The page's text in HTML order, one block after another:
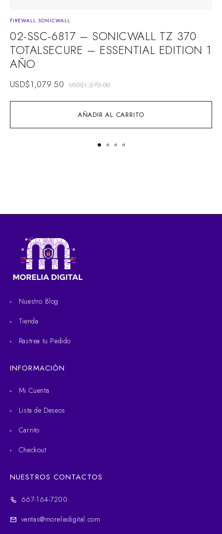
AÑADIR AL CARRITO
FIREWALL SONICWALL
02-SSC-6817 – SONICWALL TZ 370
TOTALSECURE – ESSENTIAL EDITION 1
AÑO
USD$1,270.00
USD$1,079.50
Nuestro Blog
Tienda
Rastrea tu Pedido
INFORMACIÓN
Mi Cuenta
Lista de Deseos
Carrito
Checkout
NUESTROS CONTACTOS
667-164-7200
ventas@moreliadigital.com